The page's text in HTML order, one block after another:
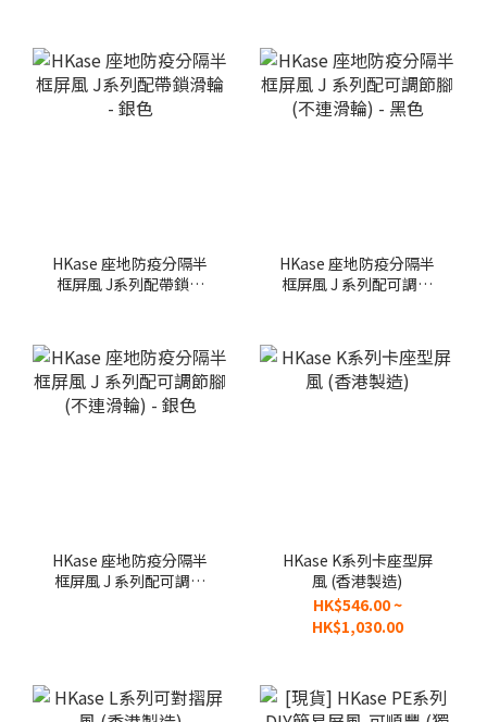
HKase 座地防疫分隔半
框屏風 J系列配帶鎖滑
HKase 座地防疫分隔半
框屏風 J 系列配可調節
HKase 座地防疫分隔半
框屏風 J 系列配可調節
HKase K系列卡座型屏
風 (香港製造)
HK$546.00 ~
HK$1,030.00